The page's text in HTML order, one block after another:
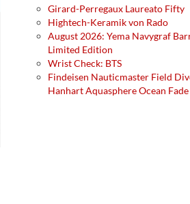
Girard-Perregaux Laureato Fifty
Hightech-Keramik von Rado
August 2026: Yema Navygraf
Limited Edition
Wrist Check: BTS
Findeisen Nauticmaster Field
Hanhart Aquasphere Ocean Fade